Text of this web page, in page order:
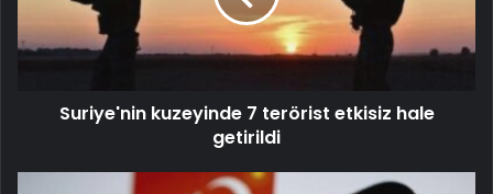
Suriye'nin kuzeyinde 7 terörist etkisiz hale
getirildi